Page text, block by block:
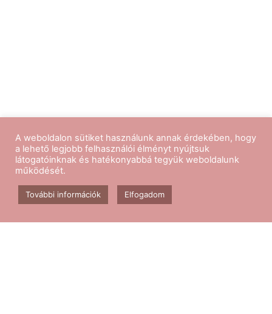
Kövess minket
A weboldalon sütiket használunk annak érdekében, hogy
a lehető legjobb felhasználói élményt nyújtsuk
látogatóinknak és hatékonyabbá tegyük weboldalunk
működését.
További információk Elfogadom